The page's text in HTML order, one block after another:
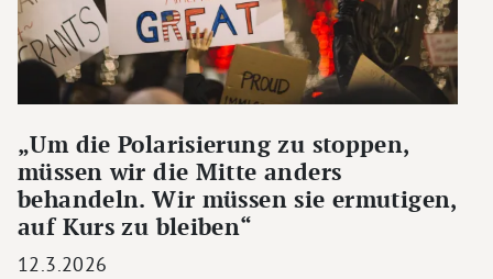
„Um die Polarisierung zu stoppen,
müssen wir die Mitte anders
behandeln. Wir müssen sie ermutigen,
auf Kurs zu bleiben“
12.3.2026